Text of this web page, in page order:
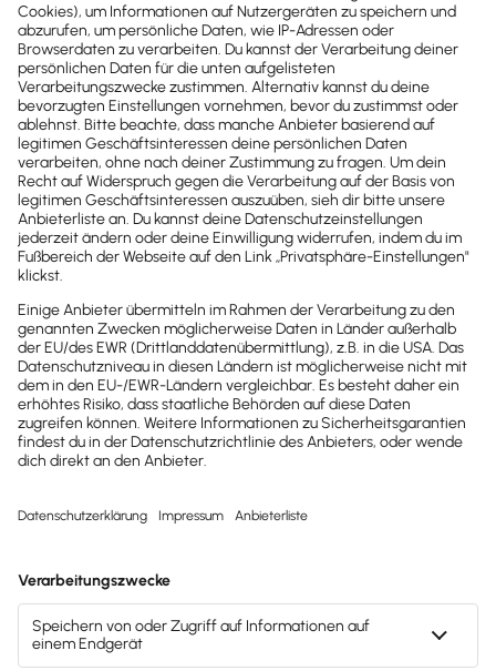
Aufgaben und Zeiterfassung mit Lexware Office.
GetMyInvoices
GetMyInvoices: Automatisiertes
Rechnungsmanagement – sammelt Belege aus
allen Quellen & überträgt sie direkt zu Lexware
Office oder dem Steuerberater!